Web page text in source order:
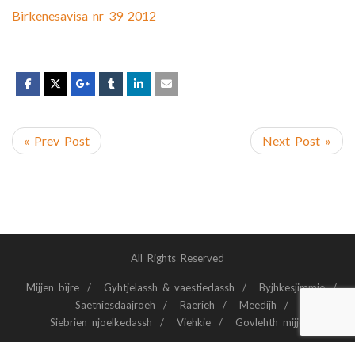
Birkenesavisa nr 39 2012
« Prev Post Next Post »
All Rights Reserved
Mijjen bïjre Gyhtjelassh & vaestiedassh
Byjhkesjimmie
Saetniesdaajroeh
Raerieh
Meedijh
Siebrien njoelkedassh
Viehkie Govlehth mijjem